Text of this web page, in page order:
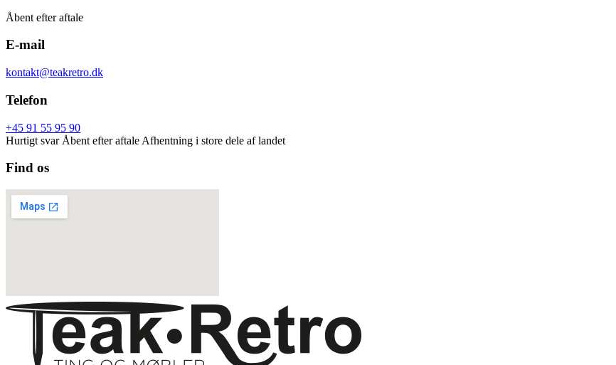
Åbent efter aftale
E-mail
kontakt@teakretro.dk
Telefon
+45 91 55 95 90
Hurtigt svar Åbent efter aftale Afhentning i store dele af landet
Find os